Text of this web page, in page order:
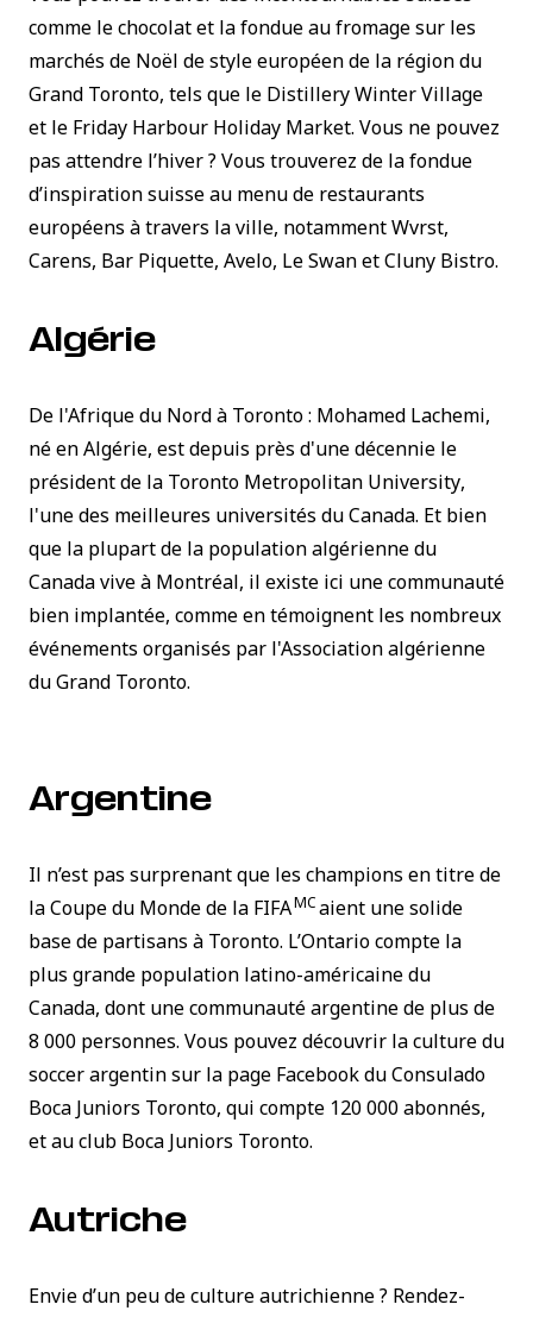
comme le chocolat et la fondue au fromage sur les
marchés de Noël de style européen de la région du
Grand Toronto, tels que le Distillery Winter Village
et le Friday Harbour Holiday Market. Vous ne pouvez
pas attendre l’hiver ? Vous trouverez de la fondue
d’inspiration suisse au menu de restaurants
européens à travers la ville, notamment Wvrst,
Carens, Bar Piquette, Avelo, Le Swan et Cluny Bistro.
Algérie
De l'Afrique du Nord à Toronto : Mohamed Lachemi,
né en Algérie, est depuis près d'une décennie le
président de la Toronto Metropolitan University,
l'une des meilleures universités du Canada. Et bien
que la plupart de la population algérienne du
Canada vive à Montréal, il existe ici une communauté
bien implantée, comme en témoignent les nombreux
événements organisés par l'Association algérienne
du Grand Toronto.
Argentine
Il n’est pas surprenant que les champions en titre de
la Coupe du Monde de la FIFAMCaient une solide
base de partisans à Toronto. L’Ontario compte la
plus grande population latino-américaine du
Canada, dont une communauté argentine de plus de
8 000 personnes. Vous pouvez découvrir la culture du
soccer argentin sur la page Facebook du Consulado
Boca Juniors Toronto, qui compte 120 000 abonnés,
et au club Boca Juniors Toronto.
Autriche
Envie d’un peu de culture autrichienne ? Rendez-